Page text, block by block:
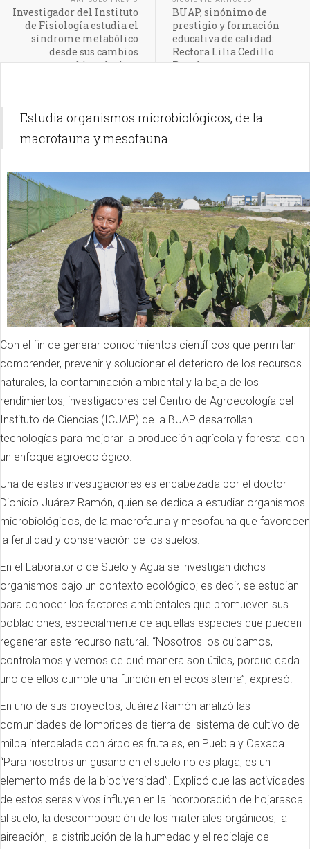
Investigador del Instituto
de Fisiología estudia el
síndrome metabólico
desde sus cambios
bioquímicos
BUAP, sinónimo de
prestigio y formación
educativa de calidad:
Rectora Lilia Cedillo
Ramírez
Estudia organismos microbiológicos, de la
macrofauna y mesofauna
Con el fin de generar conocimientos científicos que permitan
comprender, prevenir y solucionar el deterioro de los recursos
naturales, la contaminación ambiental y la baja de los
rendimientos, investigadores del Centro de Agroecología del
Instituto de Ciencias (ICUAP) de la BUAP desarrollan
tecnologías para mejorar la producción agrícola y forestal con
un enfoque agroecológico.
Una de estas investigaciones es encabezada por el doctor
Dionicio Juárez Ramón, quien se dedica a estudiar organismos
microbiológicos, de la macrofauna y mesofauna que favorecen
la fertilidad y conservación de los suelos.
En el Laboratorio de Suelo y Agua se investigan dichos
organismos bajo un contexto ecológico; es decir, se estudian
para conocer los factores ambientales que promueven sus
poblaciones, especialmente de aquellas especies que pueden
regenerar este recurso natural. “Nosotros los cuidamos,
controlamos y vemos de qué manera son útiles, porque cada
uno de ellos cumple una función en el ecosistema”, expresó.
En uno de sus proyectos, Juárez Ramón analizó las
comunidades de lombrices de tierra del sistema de cultivo de
milpa intercalada con árboles frutales, en Puebla y Oaxaca.
“Para nosotros un gusano en el suelo no es plaga, es un
elemento más de la biodiversidad”. Explicó que las actividades
de estos seres vivos influyen en la incorporación de hojarasca
al suelo, la descomposición de los materiales orgánicos, la
aireación, la distribución de la humedad y el reciclaje de